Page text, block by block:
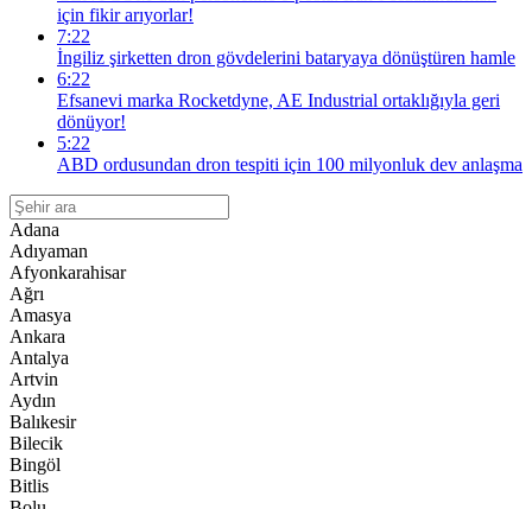
için fikir arıyorlar!
7:22
İngiliz şirketten dron gövdelerini bataryaya dönüştüren hamle
6:22
Efsanevi marka Rocketdyne, AE Industrial ortaklığıyla geri
dönüyor!
5:22
ABD ordusundan dron tespiti için 100 milyonluk dev anlaşma
Adana
Adıyaman
Afyonkarahisar
Ağrı
Amasya
Ankara
Antalya
Artvin
Aydın
Balıkesir
Bilecik
Bingöl
Bitlis